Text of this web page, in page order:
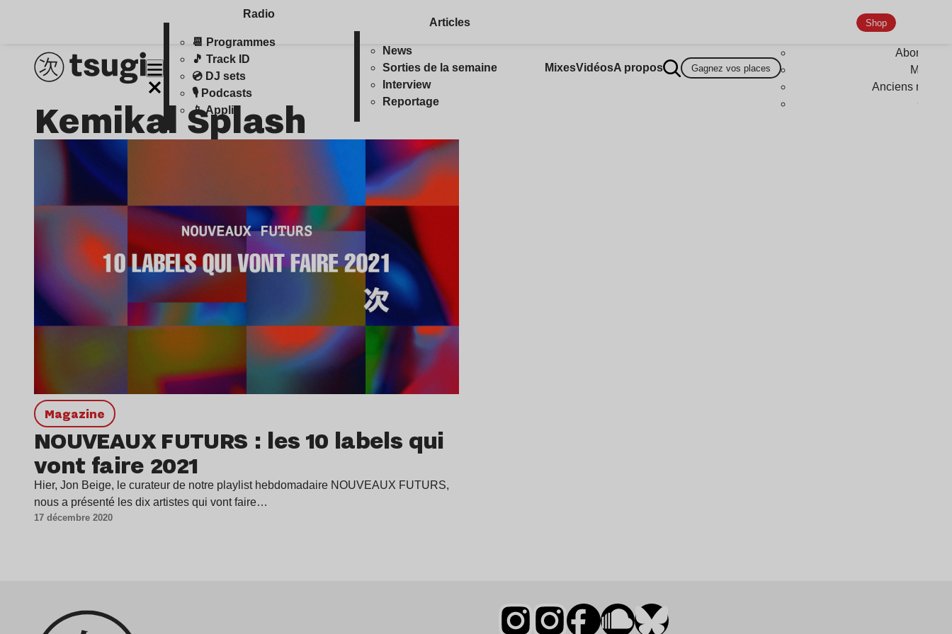
Radio
📆 Programmes
🎵 Track ID
💿 DJ sets
🎙️ Podcasts
📱 Appli
Articles
News
Sorties de la semaine
Interview
Reportage
MixesVidéosA propos Gagnez vos places
Shop
Anciens
Kemikal Splash
magazine
NOUVEAUX FUTURS : les 10 labels qui
vont faire 2021
Hier, Jon Beige, le curateur de notre playlist hebdomadaire NOUVEAUX FUTURS,
nous a présenté les dix artistes qui vont faire…
17 décembre 2020